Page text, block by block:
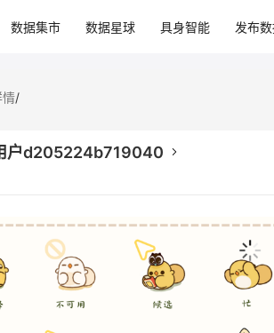
数据集市 数据星球 具身智能 发布
情/
户d205224b719040